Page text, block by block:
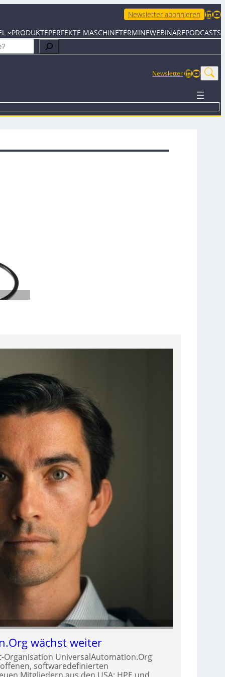
Newsletter abonnieren LinkedIn YouTube
PRODUKTEPERFEKTE MASCHINETERMINEWEBINAREPODCASTS
NewsletterLinkedIn
wächst weiter
Organisation UniversalAutomation.Org
softwaredefinierten